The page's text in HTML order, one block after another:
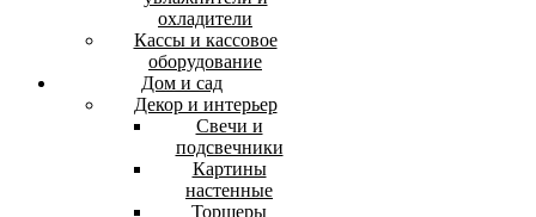
охладители
Кассы и кассовое
оборудование
Дом и сад
Декор и интерьер
Свечи и
подсвечники
Картины
настенные
Торшеры